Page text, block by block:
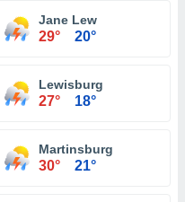
Jane Lew
29° 20°
Lewisburg
27° 18°
Martinsburg
30° 21°